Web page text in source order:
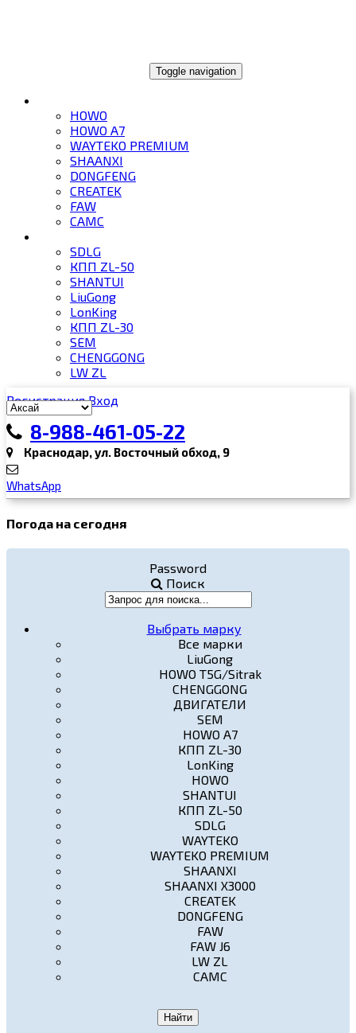
Toggle navigation
HOWO
HOWO A7
WAYTEKO PREMIUM
SHAANXI
DONGFENG
CREATEK
FAW
CAMC
SDLG
КПП ZL-50
SHANTUI
LiuGong
LonKing
КПП ZL-30
SEM
CHENGGONG
LW ZL
Регистрация Вход
8-988-461-05-22
Краснодар, ул. Восточный обход, 9
WhatsApp
Погода на сегодня
Password
Поиск
Выбрать марку
Все марки
LiuGong
HOWO T5G/Sitrak
CHENGGONG
ДВИГАТЕЛИ
SEM
HOWO A7
КПП ZL-30
LonKing
HOWO
SHANTUI
КПП ZL-50
SDLG
WAYTEKO
WAYTEKO PREMIUM
SHAANXI
SHAANXI X3000
CREATEK
DONGFENG
FAW
FAW J6
LW ZL
CAMC
Найти